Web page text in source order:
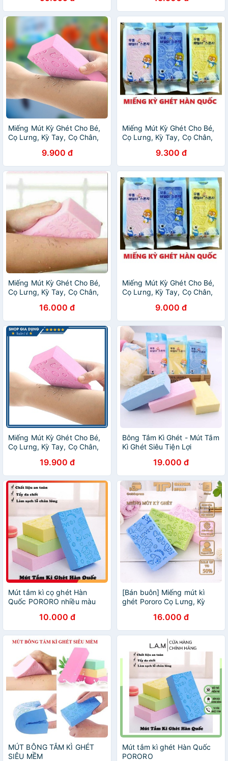
Miếng Mút Kỳ Ghét Cho Bé,
Cọ Lưng, Kỳ Tay, Cọ Chân,
9.900 đ
Miếng Mút Kỳ Ghét Cho Bé,
Cọ Lưng, Kỳ Tay, Cọ Chân,
9.300 đ
Miếng Mút Kỳ Ghét Cho Bé,
Cọ Lưng, Kỳ Tay, Cọ Chân,
16.000 đ
Miếng Mút Kỳ Ghét Cho Bé,
Cọ Lưng, Kỳ Tay, Cọ Chân,
9.000 đ
Miếng Mút Kỳ Ghét Cho Bé,
Cọ Lưng, Kỳ Tay, Cọ Chân,
19.900 đ
Bông Tắm Kì Ghét - Mút Tắm
Kì Ghét Siêu Tiện Lợi
19.000 đ
Mút tắm kì cọ ghét Hàn
Quốc PORORO nhiều màu
10.000 đ
[Bán buôn] Miếng mút kì
ghét Pororo Cọ Lưng, Kỳ
Tẩy Da Chết16.000 đ
MÚT BÔNG TẮM KÌ GHÉT
SIÊU MỀM
Mút tắm kì ghét Hàn Quốc
PORORO